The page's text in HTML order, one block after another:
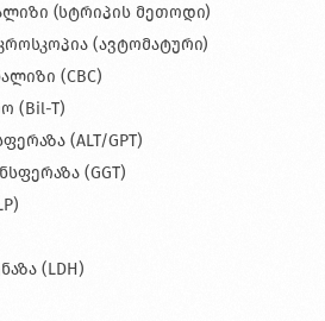
(სტრიპის მეთოდი)
(ავტომატური)
(CBC)
(Bil-T)
(ALT/GPT)
(GGT)
(LDH)